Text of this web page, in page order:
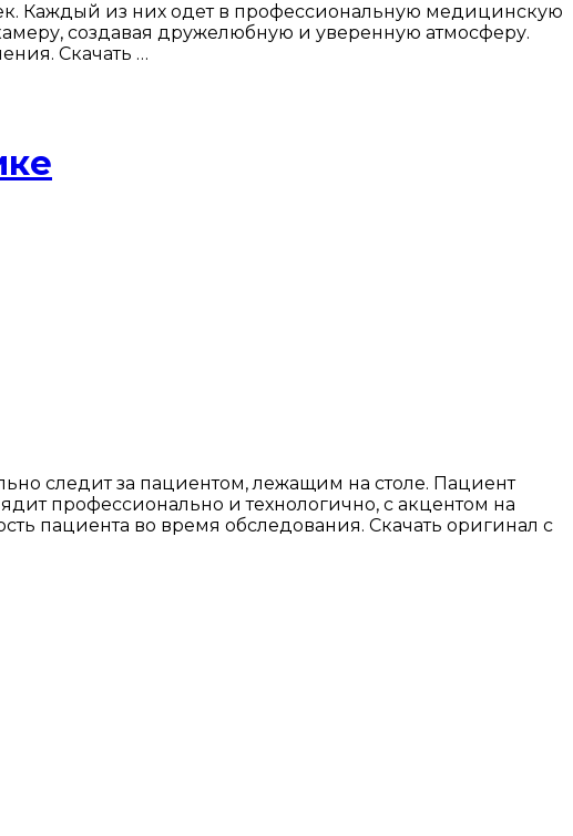
Каждый из них одет в профессиональную медицинскую
создавая дружелюбную и уверенную атмосферу.
Скачать …
следит за пациентом, лежащим на столе. Пациент
профессионально и технологично, с акцентом на
пациента во время обследования. Скачать оригинал с